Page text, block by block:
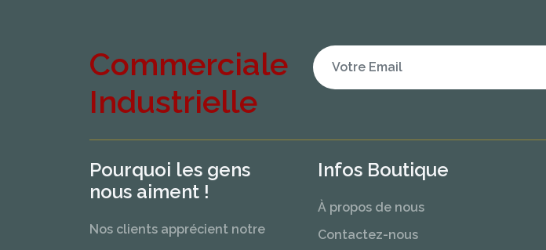
Commerciale
Industrielle
Pourquoi les gens
nous aiment !
Nos clients apprécient notre
Infos Boutique
À propos de nous
Contactez-nous